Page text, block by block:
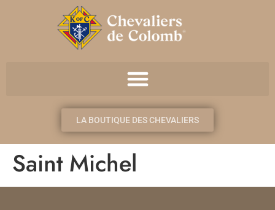
LA BOUTIQUE DES CHEVALIERS
Saint Michel